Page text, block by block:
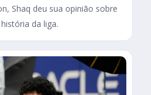
Shaq deu sua opinião sobre
da liga.